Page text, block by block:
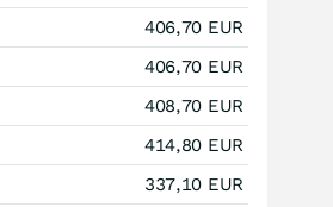
406,70 EUR
406,70 EUR
408,70 EUR
414,80 EUR
337,10 EUR